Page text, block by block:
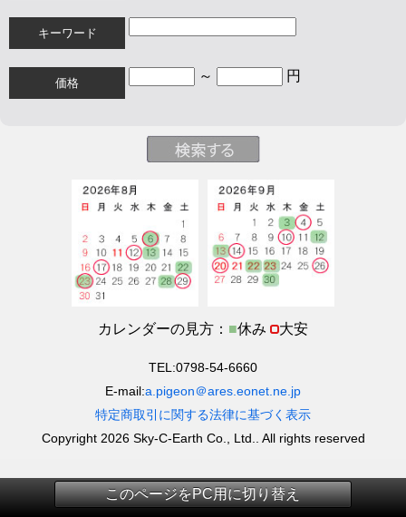
キーワード
価格 ～ 円
カレンダーの見方： ■休み 大安
TEL:0798-54-6660
E-mail:a.pigeon＠ares.eonet.ne.jp
特定商取引に関する法律に基づく表示
Copyright 2026 Sky-C-Earth Co., Ltd.. All rights reserved
このページをPC用に切り替え